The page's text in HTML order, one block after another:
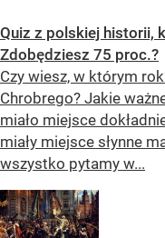
Quiz z polskiej historii,
Zdobędziesz 75 proc.?
Czy wiesz, w którym
Chrobrego? Jakie
miało miejsce
miały miejsce słynne
wszystko pytamy w...